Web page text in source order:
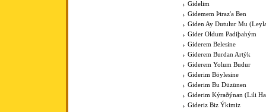
Gidelim
Gidemem Þiraz'a Ben
Giden Ay Dutulur Mu
Gider Oldum Padiþahým
Giderem Belesine
Giderem Burdan Artýk
Giderem Yolum Budur
Giderim Böylesine
Giderim Bu Düzünen
Giderim Kýraðýnan (Lili
Gideriz Biz Ýkimiz